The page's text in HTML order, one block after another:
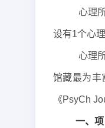
心理
设有1个心
心理
馆藏最为丰
《PsyCh
一、